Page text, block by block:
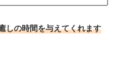
しの時間を与えてくれます